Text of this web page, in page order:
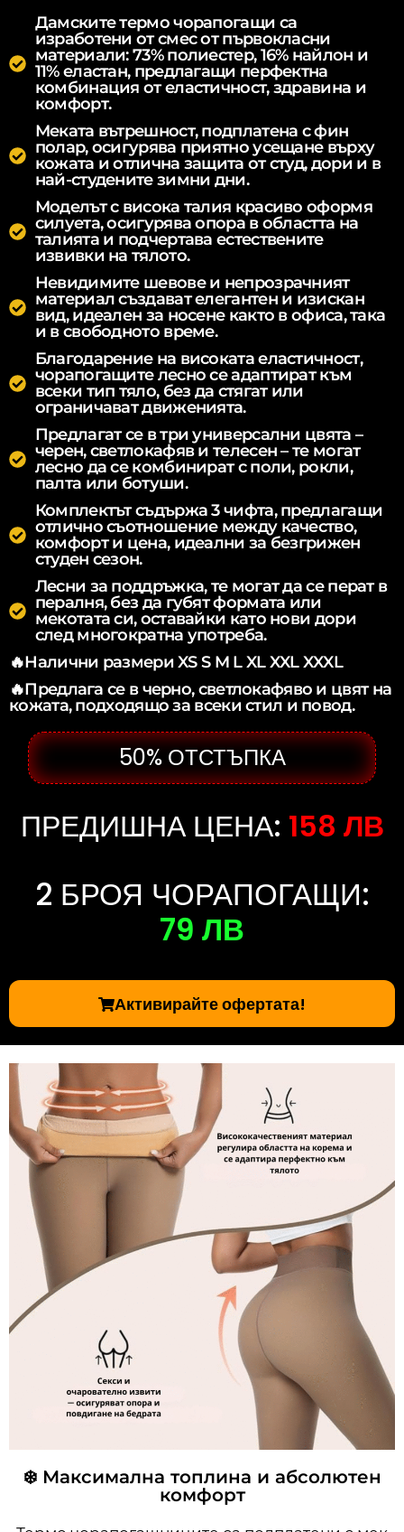
Дамските термо чорапогащи са
изработени от смес от първокласни
материали: 73% полиестер, 16% найлон и
11% еластан, предлагащи перфектна
комбинация от еластичност, здравина и
комфорт.
Меката вътрешност, подплатена с фин
полар, осигурява приятно усещане върху
кожата и отлична защита от студ, дори и в
най-студените зимни дни.
Моделът с висока талия красиво оформя
силуета, осигурява опора в областта на
талията и подчертава естествените
извивки на тялото.
Невидимите шевове и непрозрачният
материал създават елегантен и изискан
вид, идеален за носене както в офиса, така
и в свободното време.
Благодарение на високата еластичност,
чорапогащите лесно се адаптират към
всеки тип тяло, без да стягат или
ограничават движенията.
Предлагат се в три универсални цвята –
черен, светлокафяв и телесен – те могат
лесно да се комбинират с поли, рокли,
палта или ботуши.
Комплектът съдържа 3 чифта, предлагащи
отлично съотношение между качество,
комфорт и цена, идеални за безгрижен
студен сезон.
Лесни за поддръжка, те могат да се перат в
пералня, без да губят формата или
мекотата си, оставайки като нови дори
след многократна употреба.
🔥Налични размери XS S M L XL XXL XXXL
🔥Предлага се в черно, светлокафяво и цвят на
кожата, подходящо за всеки стил и повод.
50% ОТСТЪПКА
ПРЕДИШНА ЦЕНА: 158 ЛВ
2 БРОЯ ЧОРАПОГАЩИ:
79 ЛВ
Активирайте офертата!
❄️ Максимална топлина и абсолютен
комфорт